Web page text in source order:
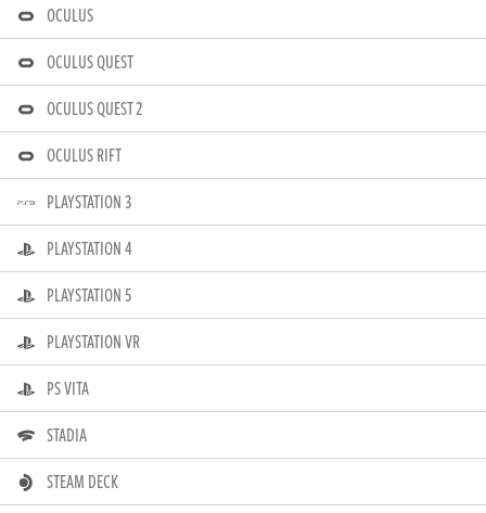
OCULUS
OCULUS QUEST
OCULUS QUEST 2
OCULUS RIFT
PLAYSTATION 3
PLAYSTATION 4
PLAYSTATION 5
PLAYSTATION VR
PS VITA
STADIA
STEAM DECK